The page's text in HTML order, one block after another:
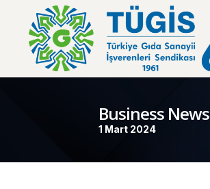
Business News
1 Mart 2024